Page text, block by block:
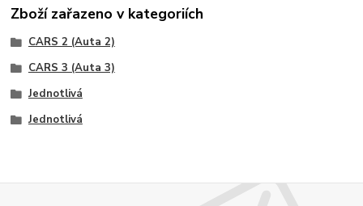
Zboží zařazeno v kategoriích
CARS 2 (Auta 2)
CARS 3 (Auta 3)
Jednotlivá
Jednotlivá